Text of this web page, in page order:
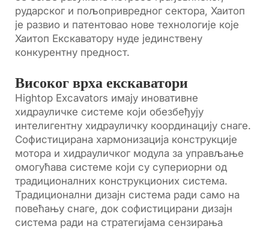
рударског и пољопривредног сектора, Хаитоп
је развио и патентовао нове технологије које
Хаитоп Екскаватору нуде јединствену
конкурентну предност.
Високог врха екскаватори
Hightop Excavators имају иновативне
хидрауличке системе који обезбеђују
интелигентну хидрауличку координацију снаге.
Софистицирана хармонизација конструкције
мотора и хидрауличког модула за управљање
омогућава системе који су супериорни од
традиционалних конструкционих система.
Традиционални дизајн система ради само на
повећању снаге, док софистицирани дизајн
система ради на стратегијама сензирања